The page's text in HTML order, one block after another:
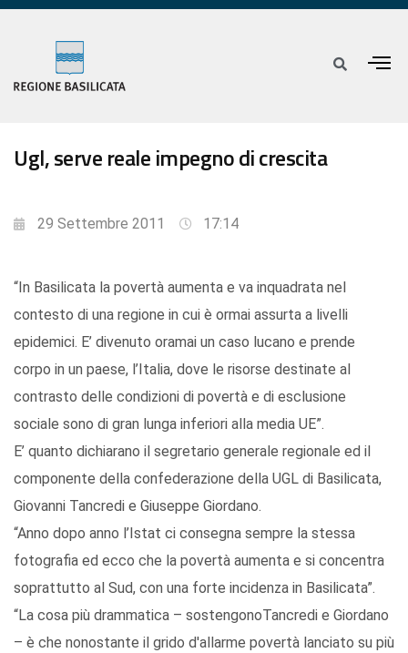
Ugl, serve reale impegno di crescita
29 Settembre 2011 17:14
“In Basilicata la povertà aumenta e va inquadrata nel
contesto di una regione in cui è ormai assurta a livelli
epidemici. E’ divenuto oramai un caso lucano e prende
corpo in un paese, l’Italia, dove le risorse destinate al
contrasto delle condizioni di povertà e di esclusione
sociale sono di gran lunga inferiori alla media UE”.
E’ quanto dichiarano il segretario generale regionale ed il
componente della confederazione della UGL di Basilicata,
Giovanni Tancredi e Giuseppe Giordano.
“Anno dopo anno l’Istat ci consegna sempre la stessa
fotografia ed ecco che la povertà aumenta e si concentra
soprattutto al Sud, con una forte incidenza in Basilicata”.
“La cosa più drammatica – sostengonoTancredi e Giordano
– è che nonostante il grido d'allarme povertà lanciato su più